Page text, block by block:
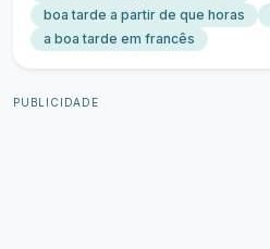
boa tarde a partir de que horas
a boa tarde em francês
PUBLICIDADE